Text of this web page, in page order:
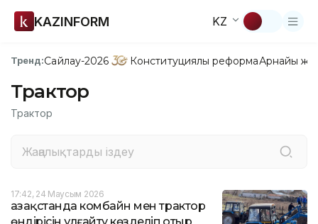
KAZINFORM KZ
Тренд:Сайлау-2026 Конституциялық реформаАрнайы
Трактор
Трактор
17:42, 24 Маусым 2026
Қазақстанда комбайн мен трактор